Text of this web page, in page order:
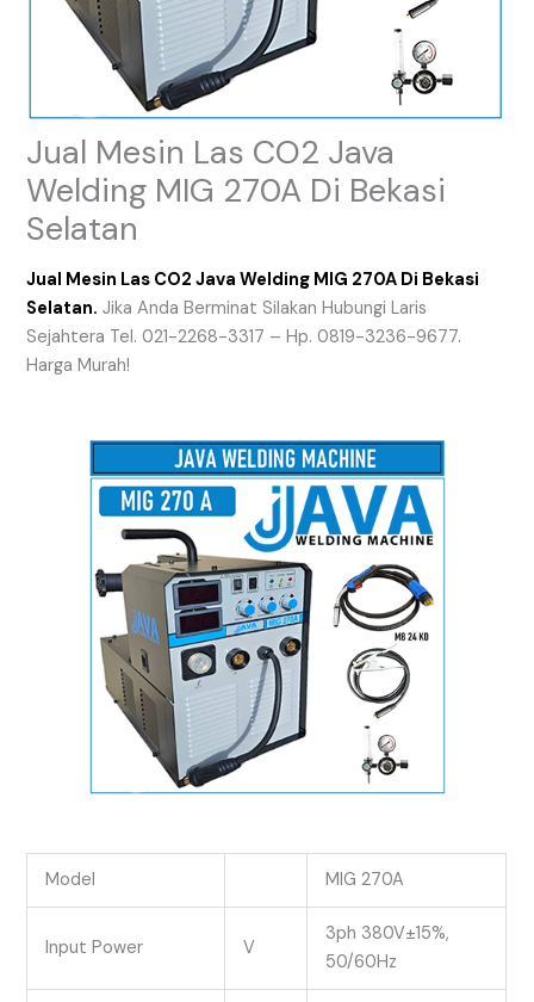
Jual Mesin Las CO2 Java
Welding MIG 270A Di Bekasi
Selatan
Jual Mesin Las CO2 Java Welding MIG 270A Di Bekasi
Selatan. Jika Anda Berminat Silakan Hubungi Laris
Sejahtera Tel. 021-2268-3317 – Hp. 0819-3236-9677.
Harga Murah!
Model MIG 270A
Input Power V
3ph 380V±15%,
50/60Hz